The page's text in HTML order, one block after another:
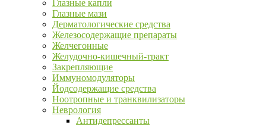
Глазные капли
Глазные мази
Дерматологические средства
Железосодержащие препараты
Желчегонные
Желудочно-кишечный-тракт
Закрепляющие
Иммуномодуляторы
Йодсодержащие средства
Ноотропные и транквилизаторы
Неврология
Антидепрессанты